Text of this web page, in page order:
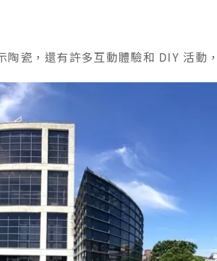
瓷，還有許多互動體驗和 DIY 活動